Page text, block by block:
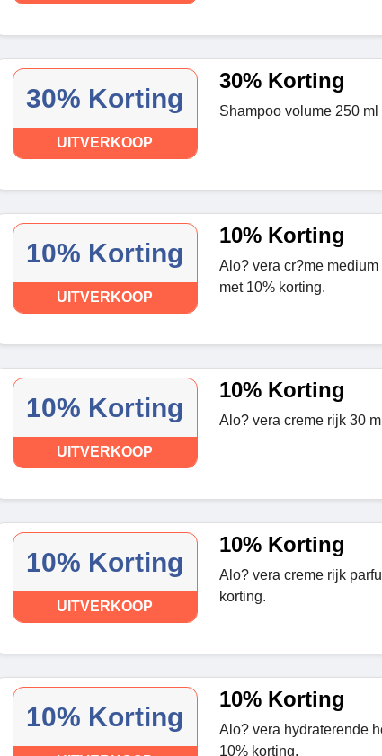
30% Korting
UITVERKOOP
30% Korting
Shampoo volume 250
10% Korting
UITVERKOOP
10% Korting
Alo? vera cr?me
met 10% korting.
10% Korting
UITVERKOOP
10% Korting
Alo? vera creme rijk 30
10% Korting
UITVERKOOP
10% Korting
Alo? vera creme rijk
korting.
10% Korting
10% Korting
Alo? vera hydraterende
10% korting.